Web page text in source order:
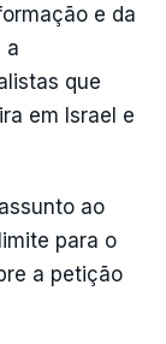
e da
a
que
em Israel e
ao
para o
a petição